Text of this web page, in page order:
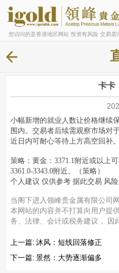
您访问的是香港地区网站 投资有风险 交易需
卡卡
小幅新增的就业人数让价格继续
围内。交易者后续需观察市场对
近日内可耐心等待上方高空回补。
策略：黄金：3371.1附近或以上
3361.0-3343.0附近。（策略）
个人建议 仅供参考 据此交易 风
当阁下进入领峰贵金属有限公司
本网站的内容并不打算向用户提
务、法律、会计或税务建议， 因
上一篇: 沐风：短线回落修正
下一篇: 景然：大势逐渐偏多